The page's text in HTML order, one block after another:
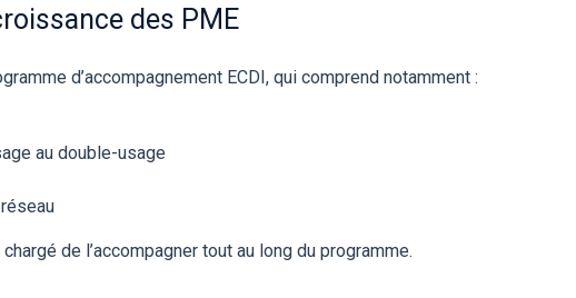
des PME
d’accompagnement ECDI, qui comprend notamment :
au double-usage
de l’accompagner tout au long du programme.